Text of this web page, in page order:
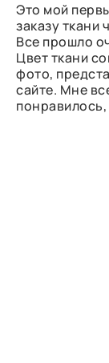
Это мой
заказу ткани
Все прошло
Цвет ткани
фото,
сайте. Мне
понравилось,